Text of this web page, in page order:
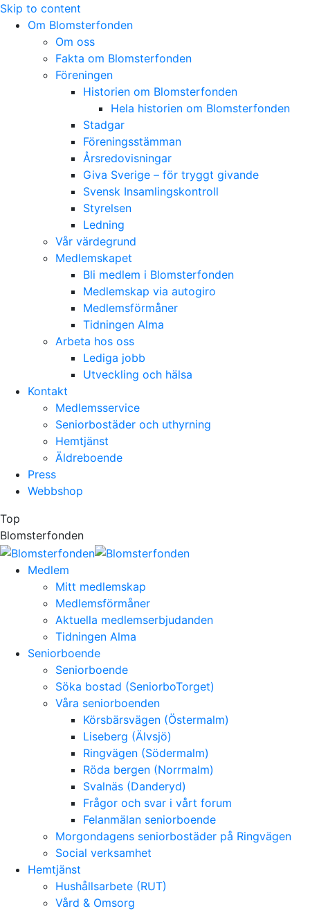
Skip to content
Om Blomsterfonden
Om oss
Fakta om Blomsterfonden
Föreningen
Historien om Blomsterfonden
Hela historien om Blomsterfonden
Stadgar
Föreningsstämman
Årsredovisningar
Giva Sverige – för tryggt givande
Svensk Insamlingskontroll
Styrelsen
Ledning
Vår värdegrund
Medlemskapet
Bli medlem i Blomsterfonden
Medlemskap via autogiro
Medlemsförmåner
Tidningen Alma
Arbeta hos oss
Lediga jobb
Utveckling och hälsa
Kontakt
Medlemsservice
Seniorbostäder och uthyrning
Hemtjänst
Äldreboende
Press
Webbshop
Top
Blomsterfonden
Medlem
Mitt medlemskap
Medlemsförmåner
Aktuella medlemserbjudanden
Tidningen Alma
Seniorboende
Seniorboende
Söka bostad (SeniorboTorget)
Våra seniorboenden
Körsbärsvägen (Östermalm)
Liseberg (Älvsjö)
Ringvägen (Södermalm)
Röda bergen (Norrmalm)
Svalnäs (Danderyd)
Frågor och svar i vårt forum
Felanmälan seniorboende
Morgondagens seniorbostäder på Ringvägen
Social verksamhet
Hemtjänst
Hushållsarbete (RUT)
Vård & Omsorg